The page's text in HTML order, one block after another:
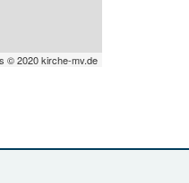
© 2020 kirche-mv.de